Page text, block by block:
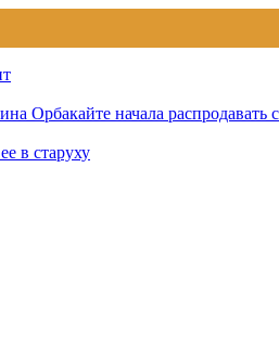
Орбакайте начала
в старуху